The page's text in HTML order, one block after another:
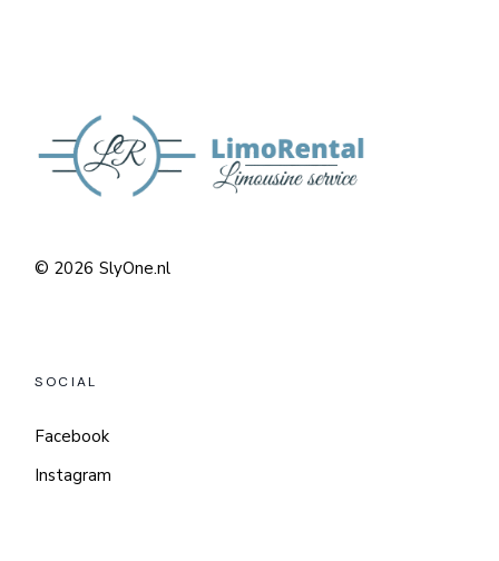
© 2026 SlyOne.nl
SOCIAL
Facebook
Instagram